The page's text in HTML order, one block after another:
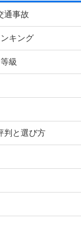
通事故
キング
級
判と選び方